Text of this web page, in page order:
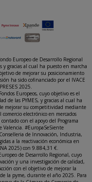
Europeo de Desarrollo Regional
y gracias al cual ha puesto en marcha
de mejorar su posicionamiento
ha sido cofinanciado por el IVACE
2025.
Europeos, cuyo objetivo es el
de las PYMES, y gracias al cual ha
mejorar su competitividad mediante
electrónico en mercados
con el apoyo del Programa
Valencia. #EuropaSeSiente
de Innovación, Industria,
a la reactivación económica en
2025) con 9.884,31 €.
de Desarrollo Regional, cuyo
y una investigación de calidad,
con el objetivo de mejorar la
la pyme, durante el año 2025. Para